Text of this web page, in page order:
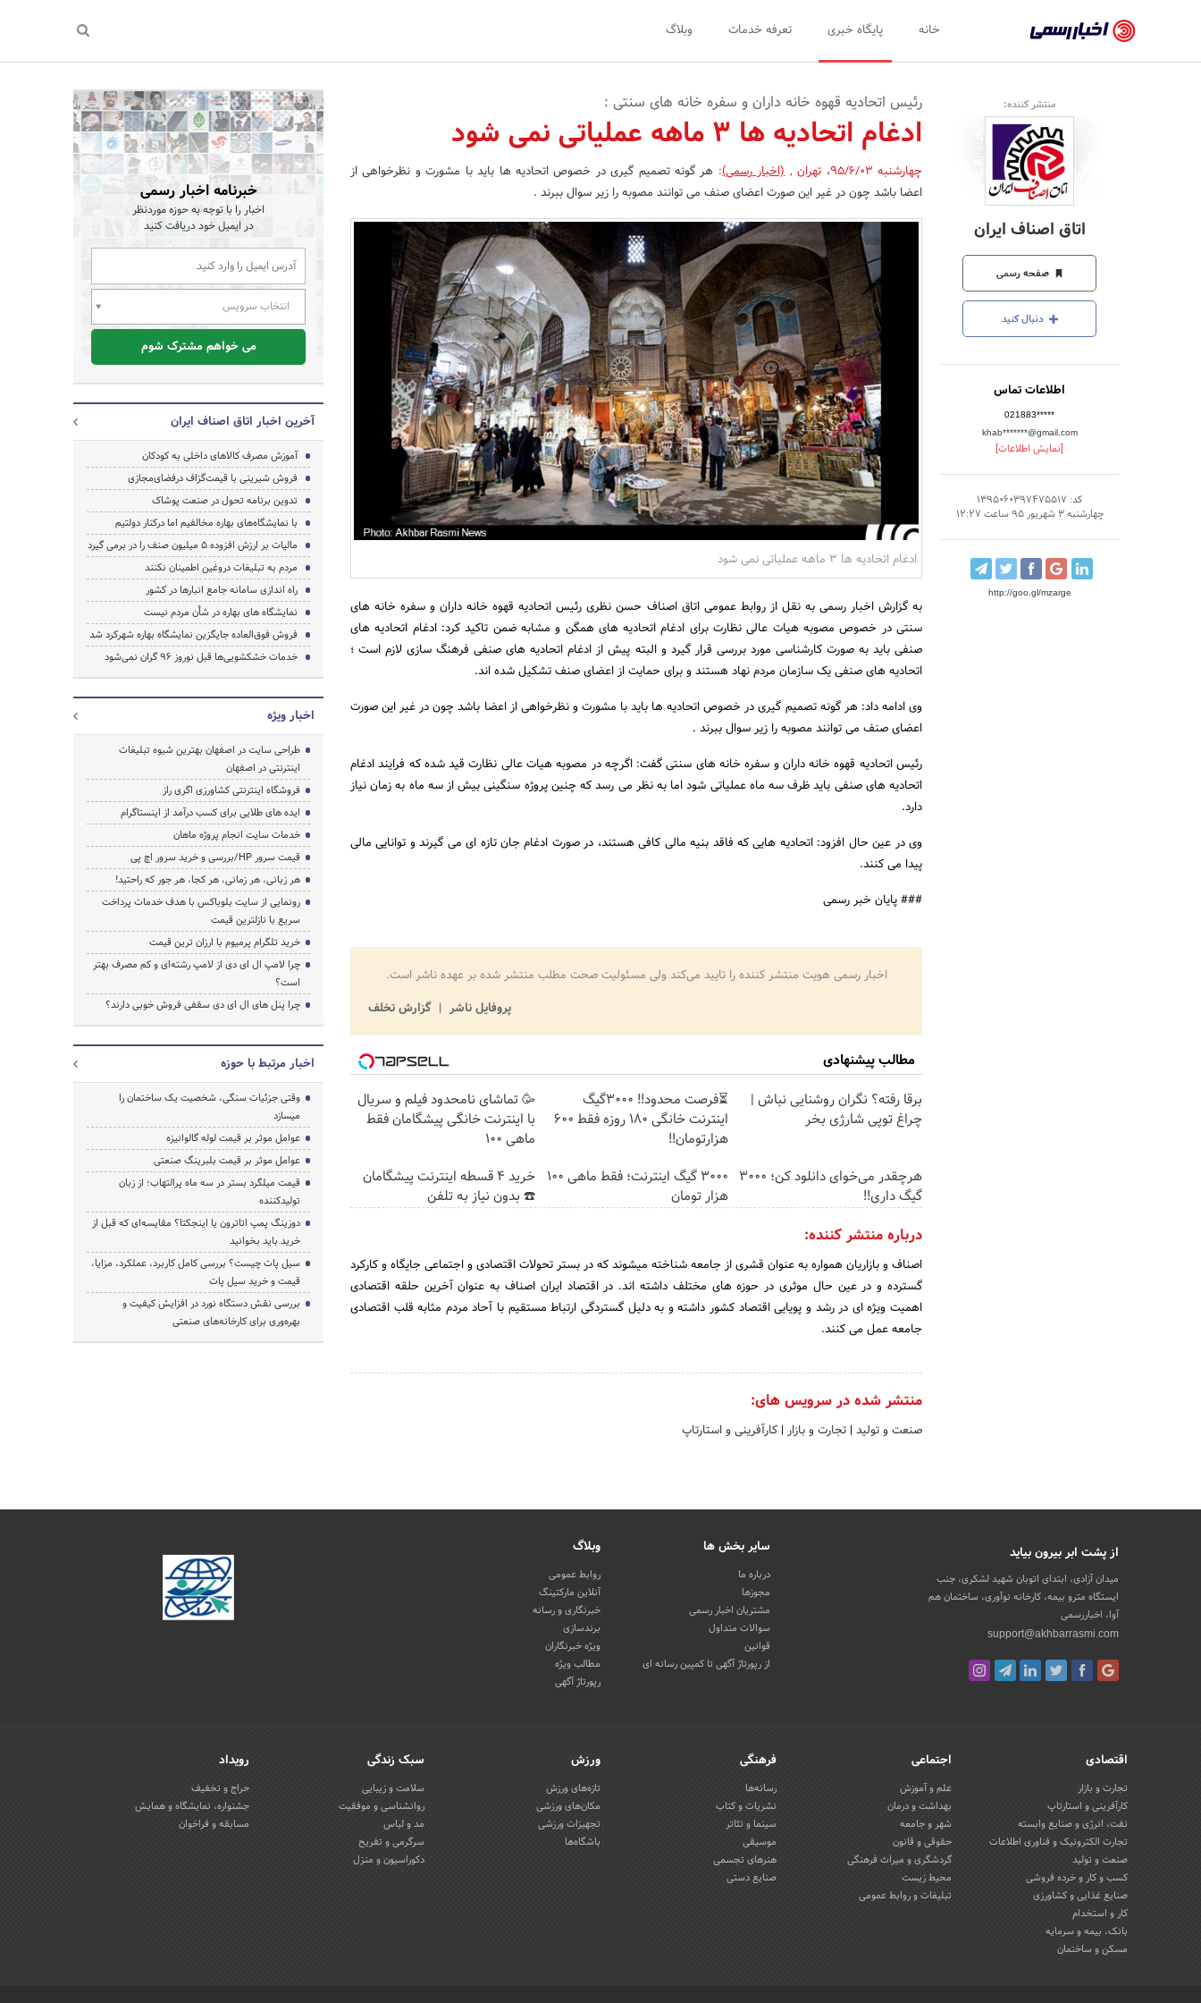
رسمی
-
اخبار
تایید
شده
شرکت‌ها،
سازمان‌ها
و
روابط
عمومی‌ها
خانه پایگاه خبری تعرفه خدمات وبلاگ
منتشر کننده:
اتاق اصناف ایران
صفحه رسمی
دنبال کنید
اطلاعات تماس
021883*****
khab*******@gmail.com
[نمایش اطلاعات]
کد: 1395060397475517
چهارشنبه 3 شهریور 95 ساعت 12:27
http://goo.gl/mzarge
رئیس اتحادیه قهوه خانه داران و سفره خانه های سنتی :
ادغام اتحادیه ها 3 ماهه عملیاتی نمی شود
چهارشنبه 95/6/03 ، تهران ,(اخبار رسمی): هر گونه تصمیم گیری در خصوص اتحادیه ها باید با مشورت و نظرخواهی از
اعضا باشد چون در غیر این صورت اعضای صنف می توانند مصوبه را زیر سوال ببرند .
ادغام اتحادیه ها 3 ماهه عملیاتی نمی شود
به گزارش اخبار رسمی به نقل از روابط عمومی اتاق اصناف حسن نظری رئیس اتحادیه قهوه خانه داران و سفره خانه های
سنتی در خصوص مصوبه هیات عالی نظارت برای ادغام اتحادیه های همگن و مشابه ضمن تاکید کرد: ادغام اتحادیه های
صنفی باید به صورت کارشناسی مورد بررسی قرار گیرد و البته پیش از ادغام اتحادیه های صنفی فرهنگ سازی لازم است ؛
اتحادیه های صنفی یک سازمان مردم نهاد هستند و برای حمایت از اعضای صنف تشکیل شده اند.
وی ادامه داد: هر گونه تصمیم گیری در خصوص اتحادیه ها باید با مشورت و نظرخواهی از اعضا باشد چون در غیر این صورت
اعضای صنف می توانند مصوبه را زیر سوال ببرند .
رئیس اتحادیه قهوه خانه داران و سفره خانه های سنتی گفت: اگرچه در مصوبه هیات عالی نظارت قید شده که فرایند ادغام
اتحادیه های صنفی باید ظرف سه ماه عملیاتی شود اما به نظر می رسد که چنین پروژه سنگینی بیش از سه ماه به زمان نیاز
دارد.
وی در عین حال افزود: اتحادیه هایی که فاقد بنیه مالی کافی هستند، در صورت ادغام جان تازه ای می گیرند و توانایی مالی
پیدا می کنند.
### پایان خبر رسمی
اخبار رسمی هویت منتشر کننده را تایید می‌کند ولی مسئولیت صحت مطلب منتشر شده بر عهده ناشر است.
پروفایل ناشر
گزارش تخلف
مطالب پیشنهادی
برقا رفته؟ نگران روشنایی نباش |
چراغ توپی شارژی بخر
⏳فرصت محدود!! 3000گیگ
اینترنت خانگی 180 روزه فقط 600
هزارتومان!!
🥳 تماشای نامحدود فیلم و سریال
با اینترنت خانگی پیشگامان فقط
ماهی 100
هرچقدر می‌خوای دانلود کن؛ 3000
گیگ داری!!
3000 گیگ اینترنت؛ فقط ماهی 100
هزار تومان
خرید 4 قسطه اینترنت پیشگامان
☎️ بدون نیاز به تلفن
درباره منتشر کننده:
اصناف و بازاریان همواره به عنوان قشری از جامعه شناخته میشوند که در بستر تحولات اقتصادی و اجتماعی جایگاه و کارکرد
گسترده و در عین حال موثری در حوزه های مختلف داشته اند. در اقتصاد ایران اصناف به عنوان آخرین حلقه اقتصادی
اهمیت ویژه ای در رشد و پویایی اقتصاد کشور داشته و به دلیل گستردگی ارتباط مستقیم با آحاد مردم مثابه قلب اقتصادی
جامعه عمل می کنند.
منتشر شده در سرویس های:
صنعت و تولید | تجارت و بازار | کارآفرینی و استارتاپ
خبرنامه اخبار رسمی
اخبار را با توجه به حوزه موردنظر
در ایمیل خود دریافت کنید
انتخاب سرویس
می خواهم مشترک شوم
آخرین اخبار اتاق اصناف ایران
آموزش مصرف کالاهای داخلی به کودکان
فروش شیرینی با قیمت‌گزاف درفضای‌مجازی
تدوین برنامه تحول در صنعت پوشاک
با نمایشگاه‌های بهاره مخالفیم اما درکنار دولتیم
مالیات بر ارزش افزوده ۵ میلیون صنف را در برمی گیرد
مردم به تبلیغات دروغین اطمینان نکنند
راه اندازی سامانه جامع انبارها در کشور
نمایشگاه های بهاره در شأن مردم نیست
فروش فوق‌العاده جایگزین نمایشگاه‌ بهاره شهرکرد شد
خدمات خشکشویی‌ها قبل نوروز ۹۶ گران نمی‌شود
اخبار ویژه
طراحی سایت در اصفهان بهترین شیوه تبلیغات
اینترنتی در اصفهان
فروشگاه اینترنتی کشاورزی اگری راز
ایده های طلایی برای کسب درآمد از اینستاگرام
خدمات سایت انجام پروژه ماهان
قیمت سرور HP/بررسی و خرید سرور اچ پی
هر زبانی، هر زمانی، هر کجا، هر جور که راحتید!
رونمایی از سایت بلوباکس با هدف خدمات پرداخت
سریع با نازلترین قیمت
خرید تلگرام پرمیوم با ارزان ترین قیمت
چرا لامپ ال ای دی از لامپ رشته‌ای و کم مصرف بهتر
است؟
چرا پنل های ال ای دی سقفی فروش خوبی دارند؟
اخبار مرتبط با حوزه
وقتی جزئیات سنگی، شخصیت یک ساختمان را
میسازد
عوامل موثر بر قیمت لوله گالوانیزه
عوامل موثر بر قیمت بلبرینگ صنعتی
قیمت میلگرد بستر در سه ماه پرالتهاب؛ از زبان
تولیدکننده
دوزینگ پمپ اتاترون یا اینجکتا؟ مقایسه‌ای که قبل از
خرید باید بخوانید
سیل پات چیست؟ بررسی کامل کاربرد، عملکرد، مزایا،
قیمت و خرید سیل پات
بررسی نقش دستگاه نورد در افزایش کیفیت و
بهره‌وری برای کارخانه‌های صنعتی
از پشت ابر بیرون بیاید
میدان آزادی، ابتدای اتوبان شهید لشکری، جنب
ایستگاه مترو بیمه، کارخانه نوآوری، ساختمان هم
آوا، اخباررسمی
support@akhbarrasmi.com
سایر بخش ها
درباره ما
مجوزها
مشتریان اخبار رسمی
سوالات متداول
قوانین
از رپورتاژ آگهی تا کمپین رسانه ای
وبلاگ
روابط عمومی
آنلاین مارکتینگ
خبرنگاری و رسانه
برندسازی
ویژه خبرنگاران
مطالب ویژه
رپورتاژ آگهی
اقتصادی
تجارت و بازار
کارآفرینی و استارتاپ
نفت، انرژی و صنایع وابسته
تجارت الکترونیک و فناوری اطلاعات
صنعت و تولید
کسب و کار و خرده فروشی
صنایع غذایی و کشاورزی
کار و استخدام
بانک، بیمه و سرمایه
مسکن و ساختمان
اجتماعی
علم و آموزش
بهداشت و درمان
شهر و جامعه
حقوقی و قانون
گردشگری و میراث فرهنگی
محیط زیست
تبلیغات و روابط عمومی
فرهنگی
رسانه‌ها
نشریات و کتاب
سینما و تئاتر
موسیقی
هنرهای تجسمی
صنایع دستی
ورزش
تازه‌های ورزش
مکان‌های ورزشی
تجهیزات ورزشی
باشگاه‌ها
سبک زندگی
سلامت و زیبایی
روانشناسی و موفقیت
مد و لباس
سرگرمی و تفریح
دکوراسیون و منزل
رویداد
حراج و تخفیف
جشنواره، نمایشگاه و همایش
مسابقه و فراخوان